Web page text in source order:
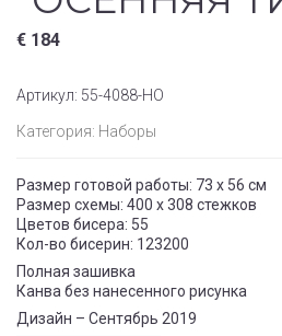
€ 184
Артикул: 55-4088-НО
Категория: Наборы
Размер готовой работы: 73 х 56 см
Размер схемы: 400 х 308 стежков
Цветов бисера: 55
Кол-во бисерин: 123200
Полная зашивка
Канва без нанесенного рисунка
Дизайн – Сентябрь 2019